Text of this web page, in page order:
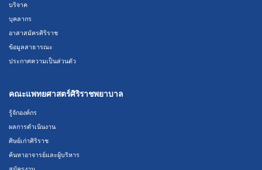
บริจาค
บุคลากร
อาสาสมัครศิริราช
ข้อมูลสาธารณะ
ประกาศความเป็นส่วนตัว
คณะแพทยศาสตร์ศิริราชพยาบาล
รู้จักองค์กร
ผลการดำเนินงาน
ศิษย์เก่าศิริราช
ค้นหาอาจารย์และผู้บริหาร
สมัครงาน